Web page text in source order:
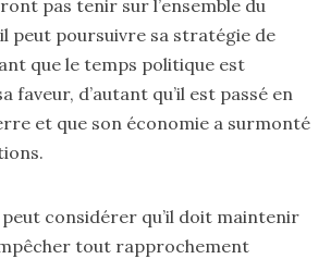
pas tenir sur l’ensemble du
peut poursuivre sa stratégie de
que le temps politique est
faveur, d’autant qu’il est passé en
et que son économie a surmonté
considérer qu’il doit maintenir
tout rapprochement